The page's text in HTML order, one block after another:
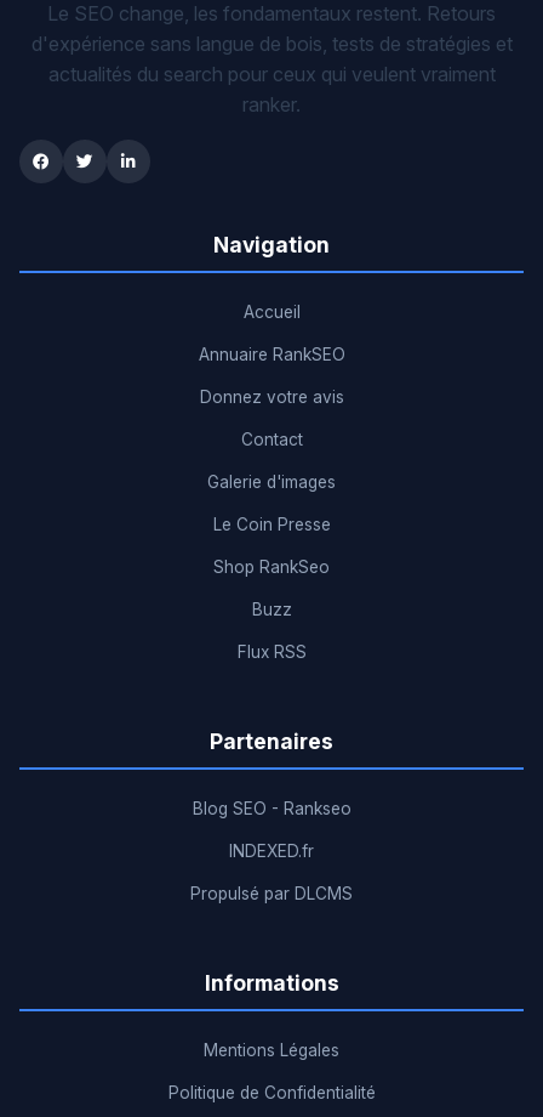
Le SEO change, les fondamentaux restent. Retours
d'expérience sans langue de bois, tests de stratégies et
actualités du search pour ceux qui veulent vraiment
ranker.
Navigation
Accueil
Annuaire RankSEO
Donnez votre avis
Contact
Galerie d'images
Le Coin Presse
Shop RankSeo
Buzz
Flux RSS
Partenaires
Blog SEO - Rankseo
INDEXED.fr
Propulsé par DLCMS
Informations
Mentions Légales
Politique de Confidentialité